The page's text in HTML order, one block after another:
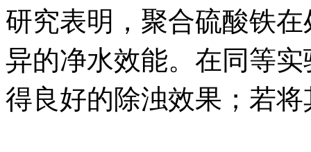
研究表明，聚合硫酸铁
异的净水效能。在同等
得良好的除浊效果；若